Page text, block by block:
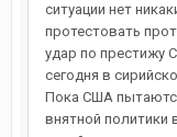
ситуации нет
протестовать
удар по престижу
сегодня в
Пока США
внятной политики